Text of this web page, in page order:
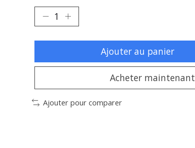
Ajouter au panier
Acheter maintenant
Ajouter pour comparer